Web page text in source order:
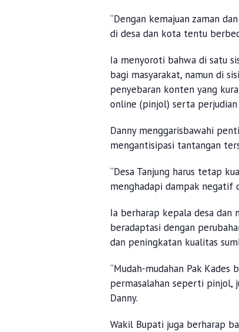
“Dengan kemajuan zaman
di desa dan kota tentu
Ia menyoroti bahwa di satu
bagi masyarakat, namun di
penyebaran konten yang
online (pinjol) serta perjudian
Danny menggarisbawahi
mengantisipasi tantangan
“Desa Tanjung harus tetap
menghadapi dampak negatif
Ia berharap kepala desa dan
beradaptasi dengan
dan peningkatan kualitas
“Mudah-mudahan Pak
permasalahan seperti pinjol,
Danny.
Wakil Bupati juga berharap